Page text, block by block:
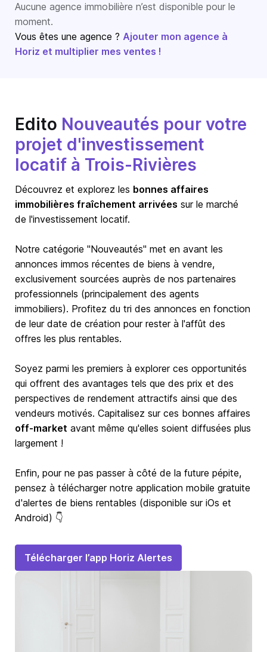
Aucune agence immobilière n’est disponible pour le
moment.
Vous êtes une agence ? Ajouter mon agence à
Horiz et multiplier mes ventes !
Edito Nouveautés pour votre
projet d'investissement
locatif à Trois-Rivières
Découvrez et explorez les bonnes affaires
immobilières fraîchement arrivées sur le marché
de l'investissement locatif.
Notre catégorie "Nouveautés" met en avant les
annonces immos récentes de biens à vendre,
exclusivement sourcées auprès de nos partenaires
professionnels (principalement des agents
immobiliers). Profitez du tri des annonces en fonction
de leur date de création pour rester à l'affût des
offres les plus rentables.
Soyez parmi les premiers à explorer ces opportunités
qui offrent des avantages tels que des prix et des
perspectives de rendement attractifs ainsi que des
vendeurs motivés. Capitalisez sur ces bonnes affaires
off-market avant même qu'elles soient diffusées plus
largement !
Enfin, pour ne pas passer à côté de la future pépite,
pensez à télécharger notre application mobile gratuite
d'alertes de biens rentables (disponible sur iOs et
Android) 👇
Télécharger l’app Horiz Alertes